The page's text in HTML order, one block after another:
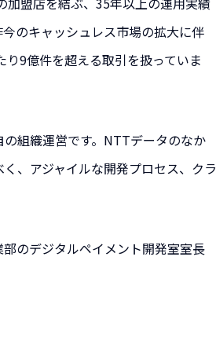
のキャッシュレス市場の拡大に伴
9億件を超える取引を扱っていま
組織運営です。NTTデータのなか
、アジャイルな開発プロセス、クラ
のデジタルペイメント開発室室長